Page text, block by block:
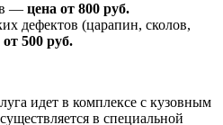
— цена от 800 руб.
дефектов (царапин, сколов,
от 500 руб.
идет в комплексе с кузовным
в специальной